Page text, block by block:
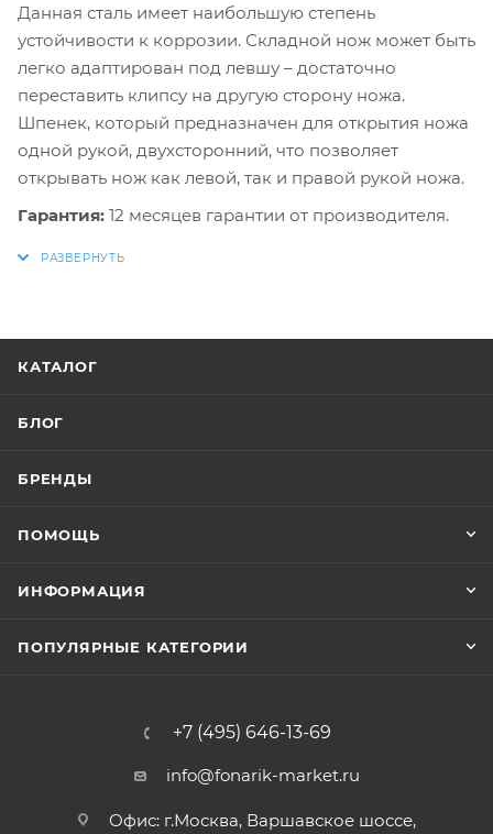
Данная сталь имеет наибольшую степень
устойчивости к коррозии. Складной нож может быть
легко адаптирован под левшу – достаточно
переставить клипсу на другую сторону ножа.
Шпенек, который предназначен для открытия ножа
одной рукой, двухсторонний, что позволяет
открывать нож как левой, так и правой рукой ножа.
Гарантия: 12 месяцев гарантии от производителя.
КАТАЛОГ
БЛОГ
БРЕНДЫ
ПОМОЩЬ
ИНФОРМАЦИЯ
ПОПУЛЯРНЫЕ КАТЕГОРИИ
+7 (495) 646-13-69
info@fonarik-market.ru
Офис: г.Москва, Варшавское шоссе,